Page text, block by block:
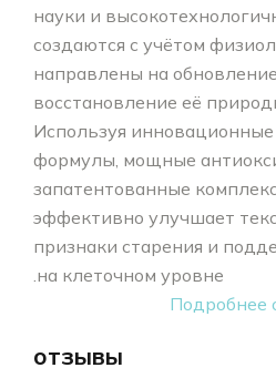
науки и
создаются с учётом
направлены на
восстановление её
Используя
формулы, мощные
запатентованные
эффективно улучшает
признаки старения и
на клеточном уровне.
Подробнее
отзывы